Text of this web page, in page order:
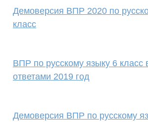
Демоверсия ВПР 2020 по
класс
ВПР по русскому языку 6 класс
ответами 2019 год
Демоверсия ВПР по русскому